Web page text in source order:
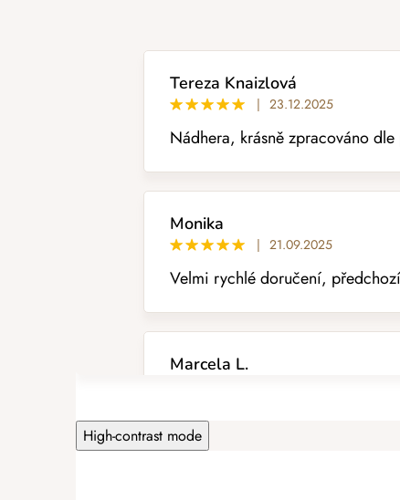
Tereza Knaizlová
| 23.12.2025
Nádhera, krásně zpracováno
Monika
| 21.09.2025
Velmi rychlé doručení,
Marcela L.
S výrobkem jsem moc
High-contrast mode